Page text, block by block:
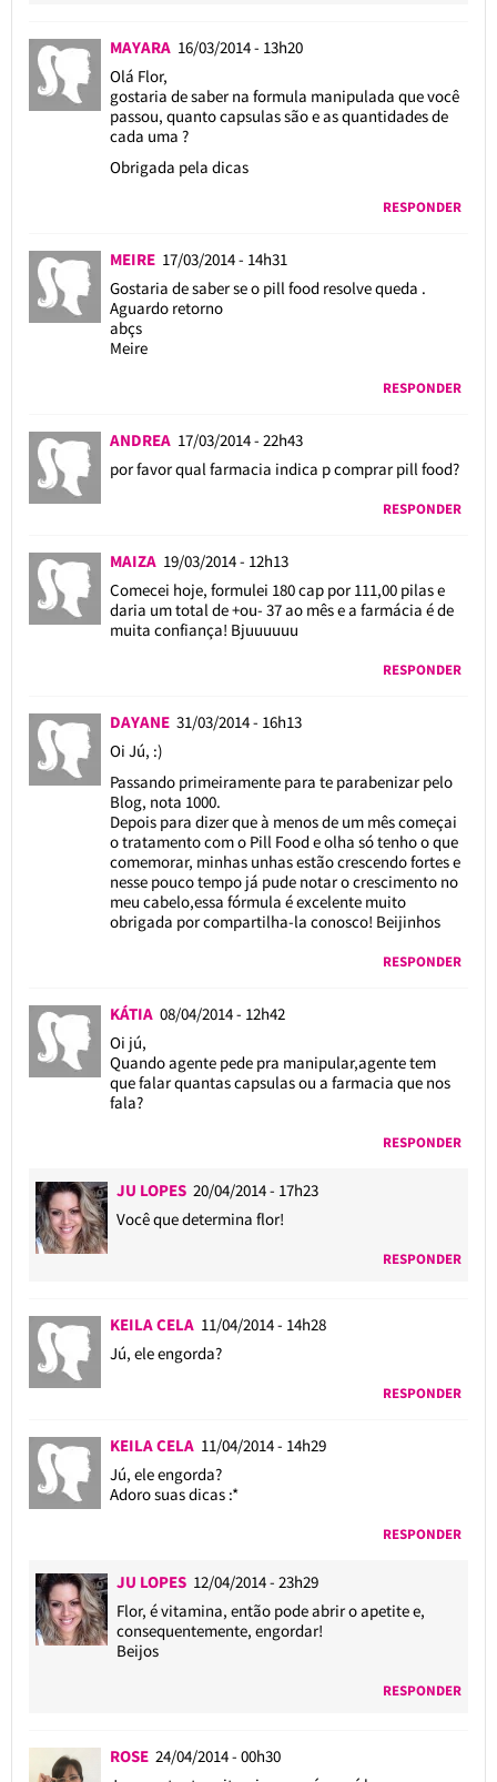
MAYARA 16/03/2014 - 13h20
Olá Flor,
gostaria de saber na formula manipulada que você
passou, quanto capsulas são e as quantidades de
cada uma ?
Obrigada pela dicas
RESPONDER
MEIRE 17/03/2014 - 14h31
Gostaria de saber se o pill food resolve queda .
Aguardo retorno
abçs
Meire
RESPONDER
ANDREA 17/03/2014 - 22h43
por favor qual farmacia indica p comprar pill food?
RESPONDER
MAIZA 19/03/2014 - 12h13
Comecei hoje, formulei 180 cap por 111,00 pilas e
daria um total de +ou- 37 ao mês e a farmácia é de
muita confiança! Bjuuuuuu
RESPONDER
DAYANE 31/03/2014 - 16h13
Oi Jú, :)
Passando primeiramente para te parabenizar pelo
Blog, nota 1000.
Depois para dizer que à menos de um mês começai
o tratamento com o Pill Food e olha só tenho o que
comemorar, minhas unhas estão crescendo fortes e
nesse pouco tempo já pude notar o crescimento no
meu cabelo,essa fórmula é excelente muito
obrigada por compartilha-la conosco! Beijinhos
RESPONDER
KÁTIA 08/04/2014 - 12h42
Oi jú,
Quando agente pede pra manipular,agente tem
que falar quantas capsulas ou a farmacia que nos
fala?
RESPONDER
JU LOPES 20/04/2014 - 17h23
Você que determina flor!
RESPONDER
KEILA CELA 11/04/2014 - 14h28
Jú, ele engorda?
RESPONDER
KEILA CELA 11/04/2014 - 14h29
Jú, ele engorda?
Adoro suas dicas :*
RESPONDER
JU LOPES 12/04/2014 - 23h29
Flor, é vitamina, então pode abrir o apetite e,
consequentemente, engordar!
Beijos
RESPONDER
ROSE 24/04/2014 - 00h30